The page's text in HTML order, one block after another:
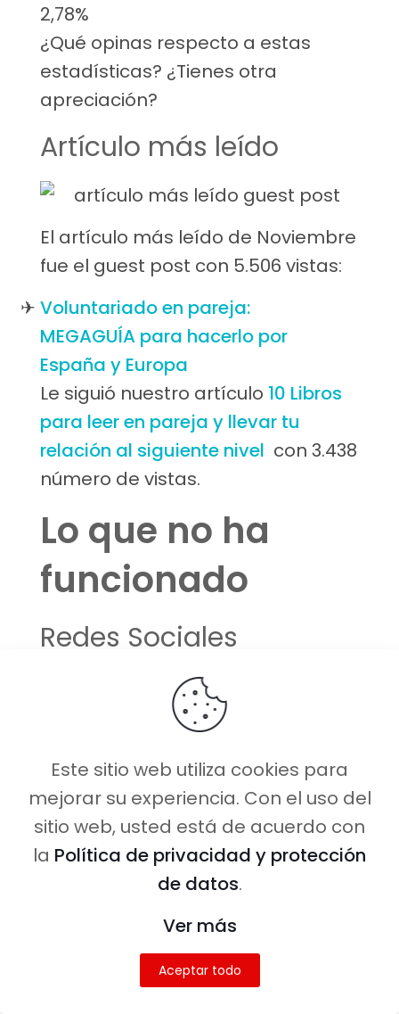
2,78%
¿Qué opinas respecto a estas
estadísticas? ¿Tienes otra
apreciación?
Artículo más leído
El artículo más leído de Noviembre
fue el guest post con 5.506 vistas:
Voluntariado en pareja:
MEGAGUÍA para hacerlo por
España y Europa
Le siguió nuestro artículo 10 Libros
para leer en pareja y llevar tu
relación al siguiente nivel con 3.438
número de vistas.
Lo que no ha
funcionado
Redes Sociales
Hemos descuidado un poco las
redes sociales pero pronto
El tiempo nos está jugando en
contra pero sabemos que
tenemos que volver a
promocionar más los contenidos.
El grupo de Facebook que hemos
creado lo tenemos un poco
abandonado, ya que aún no tiene
Este sitio web utiliza cookies para
mejorar su experiencia. Con el uso del
sitio web, usted está de acuerdo con
la Política de privacidad y protección
de datos.
Ver más
Aceptar todo